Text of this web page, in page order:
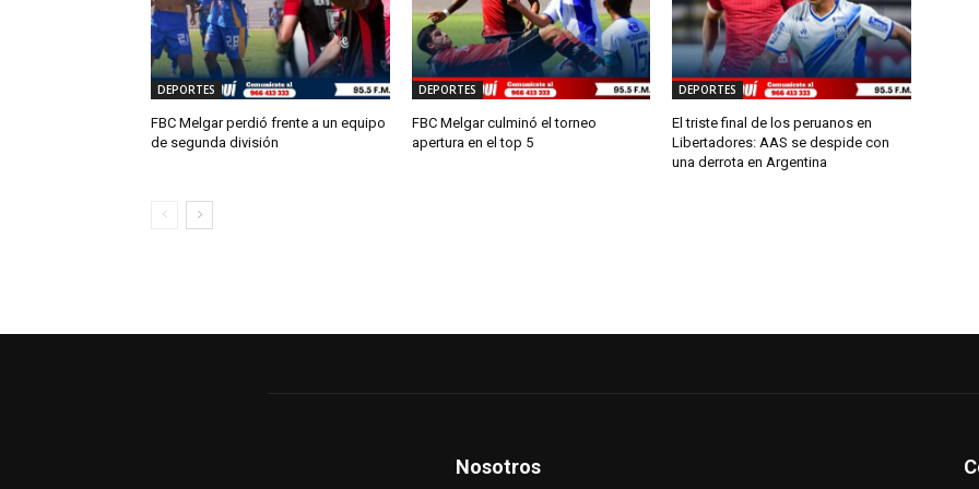
DEPORTES
FBC Melgar perdió frente a un equipo
de segunda división
DEPORTES
FBC Melgar culminó el torneo
apertura en el top 5
DEPORTES
El triste final de los peruanos en
Libertadores: AAS se despide con
una derrota en Argentina
Nosotros